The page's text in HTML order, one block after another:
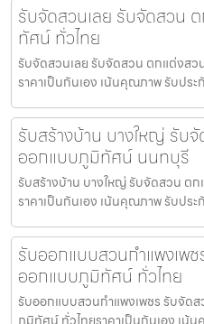
รับจัดสวนเลย รับจัดสวน
ทัศน์ ทั่วไทย
รับจัดสวนเลย รับจัดสวน ตกแต่งส
ราคาเป็นกันเอง เน้นคุณภาพ รับปร
รับสร้างบ้าน บางใหญ่ รับ
ออกแบบภูมิทัศน์ นนทบุรี
รับสร้างบ้าน บางใหญ่ รับจัดสวน
ราคาเป็นกันเอง เน้นคุณภาพ รับปร
รับออกแบบสวนกำแพงเพ
ออกแบบภูมิทัศน์ ทั่วไทย
รับออกแบบสวนกำแพงเพชร รับจั